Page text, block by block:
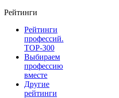
Рейтинги
Рейтинги
профессий.
TOP-300
Выбираем
профессию
вместе
Другие
рейтинги